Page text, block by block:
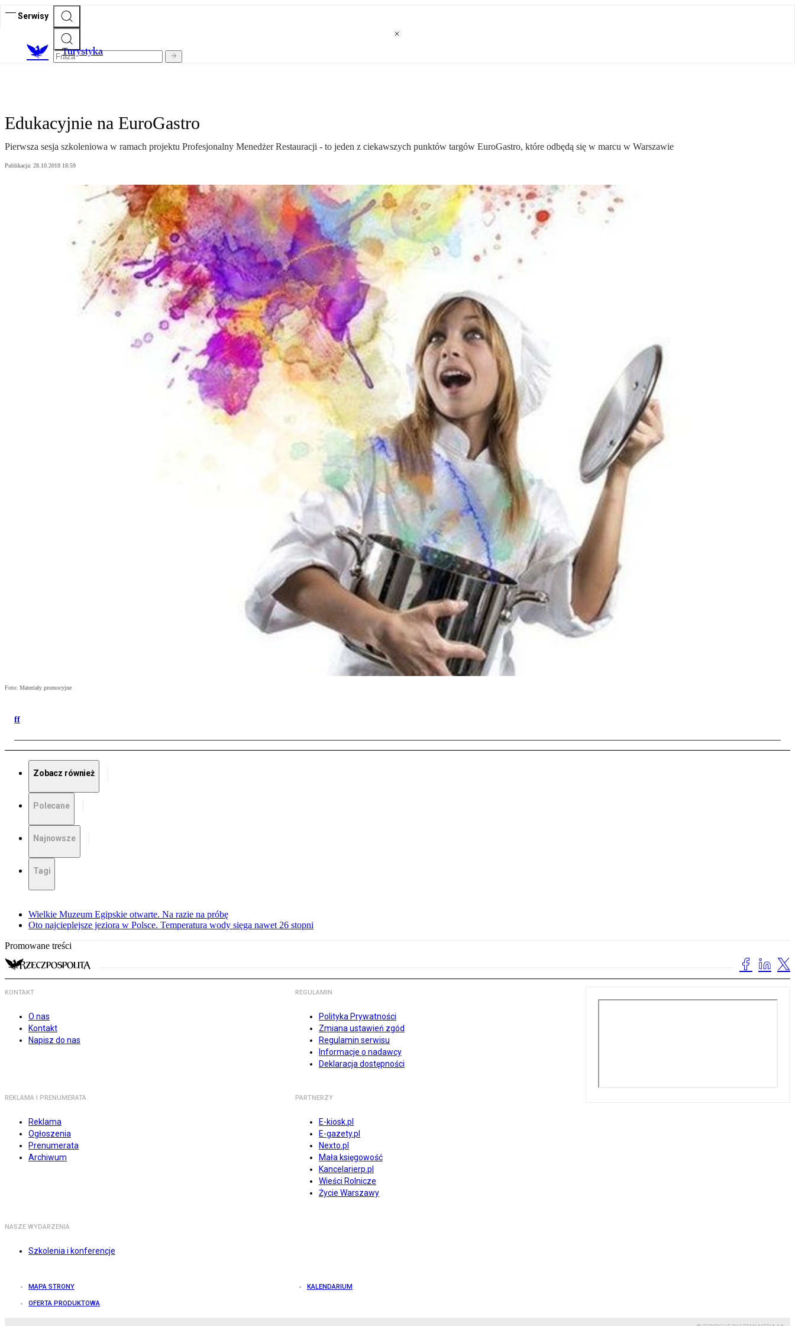
Serwisy
Turystyka
Edukacyjnie na EuroGastro
Pierwsza sesja szkoleniowa w ramach projektu Profesjonalny Menedżer Restauracji - to jeden z ciekawszych punktów targów EuroGastro, które odbędą się w marcu w Warszawie
Publikacja: 28.10.2018 18:59
Foto: Materiały promocyjne
ff
Zobacz również
Polecane
Najnowsze
Tagi
Wielkie Muzeum Egipskie otwarte. Na razie na próbę
Oto najcieplejsze jeziora w Polsce. Temperatura wody sięga nawet 26 stopni
Promowane treści
KONTAKT
O nas
Kontakt
Napisz do nas
REGULAMIN
Polityka Prywatności
Zmiana ustawień zgód
Regulamin serwisu
Informacje o nadawcy
Deklaracja dostępności
REKLAMA I PRENUMERATA
Reklama
Ogłoszenia
Prenumerata
Archiwum
PARTNERZY
E-kiosk.pl
E-gazety.pl
Nexto.pl
Mała księgowość
Kancelarierp.pl
Wieści Rolnicze
Życie Warszawy
NASZE WYDARZENIA
Szkolenia i konferencje
MAPA STRONY KALENDARIUM
OFERTA PRODUKTOWA